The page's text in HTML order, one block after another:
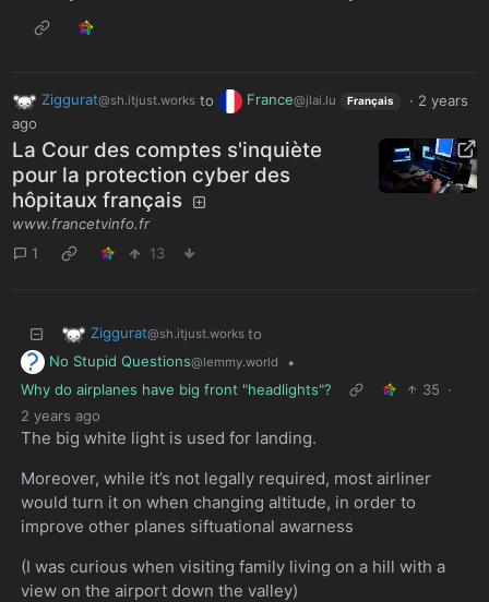
Ziggurat@sh.itjust.worksto France@jlai.lu Français · 2 years
ago
La Cour des comptes s'inquiète
pour la protection cyber des
hôpitaux français
www.francetvinfo.fr
1
13
Ziggurat@sh.itjust.works to
No Stupid Questions@lemmy.world
•
Why do airplanes have big front "headlights"?
35 ·
2 years ago
The big white light is used for landing.
Moreover, while it’s not legally required, most airliner
would turn it on when changing altitude, in order to
improve other planes siftuational awarness
(I was curious when visiting family living on a hill with a
view on the airport down the valley)